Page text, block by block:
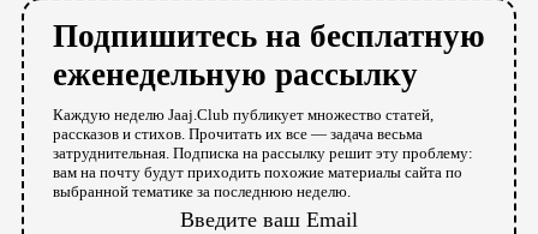
Подпишитесь на бесплатную
еженедельную рассылку
Каждую неделю Jaaj.Club публикует множество статей,
рассказов и стихов. Прочитать их все — задача весьма
затруднительная. Подписка на рассылку решит эту проблему:
вам на почту будут приходить похожие материалы сайта по
выбранной тематике за последнюю неделю.
Введите ваш Email